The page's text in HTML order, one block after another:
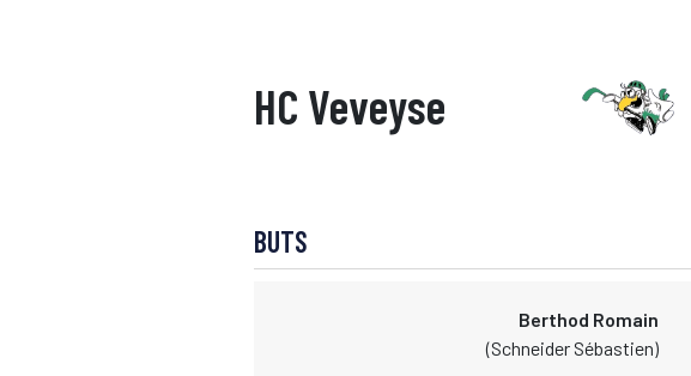
HC Veveyse
BUTS
Berthod Romain
(Schneider Sébastien)